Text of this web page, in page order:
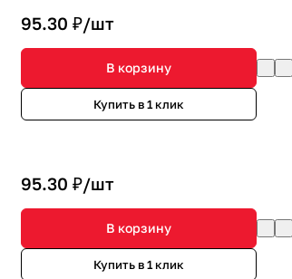
95.30 ₽/шт
В корзину
Купить в 1 клик
95.30 ₽/шт
В корзину
Купить в 1 клик